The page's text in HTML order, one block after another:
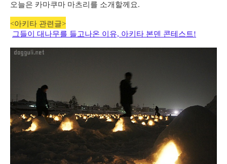
오늘은 카마쿠마 마츠리를 소개할께요.
<아키타 관련글>
그들이 대나무를 들고나온 이유, 아키타 본덴 콘테스트!